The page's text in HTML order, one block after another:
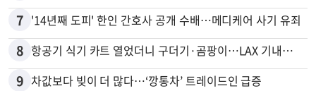
7 '14년째 도피' 한인 간호사 공개 수배…메디케어 사기 유죄
8 항공기 식기 카트 열었더니 구더기·곰팡이…LAX 기내식 업체 논란
9 차값보다 빚이 더 많다…‘깡통차’ 트레이드인 급증